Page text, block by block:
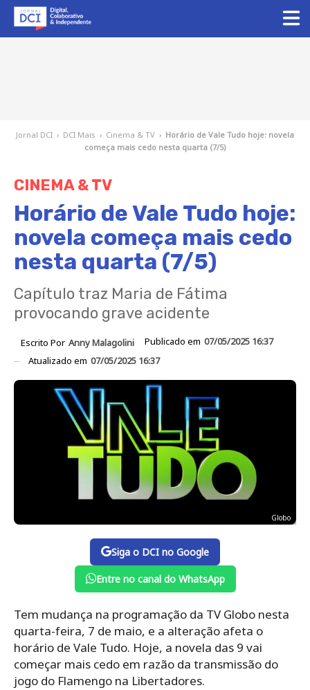
Jornal DCI › DCI Mais › Cinema & TV › Horário de Vale Tudo hoje: novela
começa mais cedo nesta quarta (7/5)
CINEMA & TV
Horário de Vale Tudo hoje:
novela começa mais cedo
nesta quarta (7/5)
Capítulo traz Maria de Fátima
provocando grave acidente
Escrito Por Anny Malagolini Publicado em 07/05/2025 16:37
Atualizado em 07/05/2025 16:37
Globo
Siga o DCI no Google
Entre no canal do WhatsApp
Tem mudança na programação da TV Globo nesta
quarta-feira, 7 de maio, e a alteração afeta o
horário de Vale Tudo. Hoje, a novela das 9 vai
começar mais cedo em razão da transmissão do
jogo do Flamengo na Libertadores.